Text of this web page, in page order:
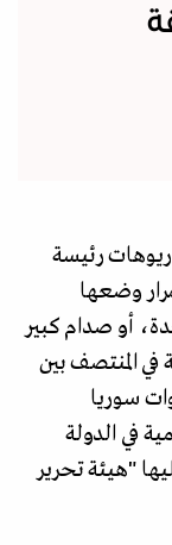
رئيسة
وضعها
أو صدام كبير
في المنتصف بين
سوريا
في الدولة
"هيئة تحرير